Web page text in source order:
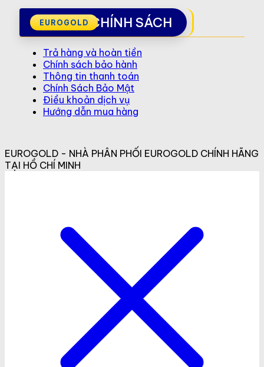
CHÍNH SÁCH
Trả hàng và hoàn tiền
Chính sách bảo hành
Thông tin thanh toán
Chính Sách Bảo Mật
Điều khoản dịch vụ
Hướng dẫn mua hàng
EUROGOLD - NHÀ PHÂN PHỐI EUROGOLD CHÍNH HÃNG
TẠI HỒ CHÍ MINH